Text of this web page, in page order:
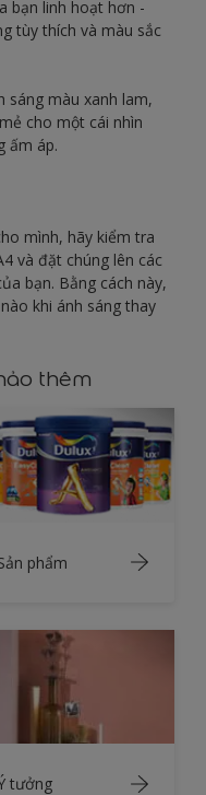
bạn linh hoạt hơn -
tùy thích và màu sắc
sáng màu xanh lam,
cho một cái nhìn
ấm áp.
mình, hãy kiểm tra
và đặt chúng lên các
bạn. Bằng cách này,
khi ánh sáng thay
thêm
phẩm
tưởng